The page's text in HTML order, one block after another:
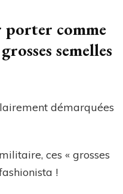
porter comme
semelles
démarquées
ces « grosses
!